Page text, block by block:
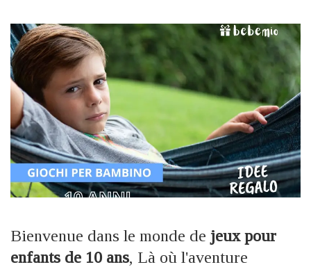
Bienvenue dans le monde de jeux pour
enfants de 10 ans, Là où l'aventure